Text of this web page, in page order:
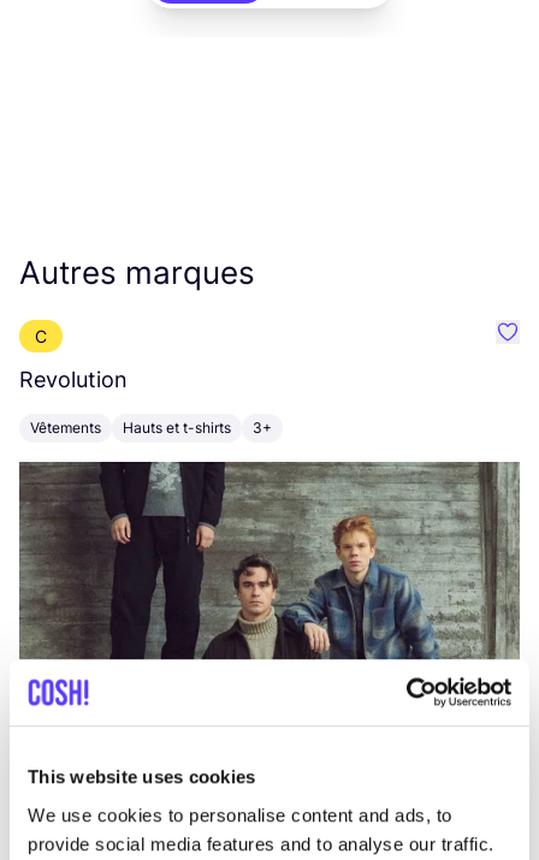
This website uses cookies
We use cookies to personalise content and ads, to
provide social media features and to analyse our traffic.
Autres marques
C
Revolution
Vêtements Hauts et t-shirts 3+